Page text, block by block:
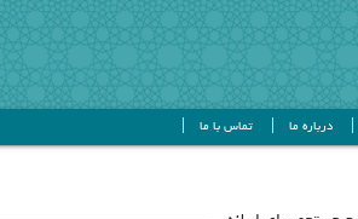
تماس با ما درباره ما